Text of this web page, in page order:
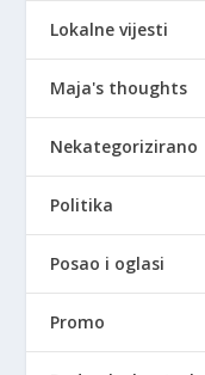
Lokalne vijesti
Maja's thoughts
Nekategorizirano
Politika
Posao i oglasi
Promo